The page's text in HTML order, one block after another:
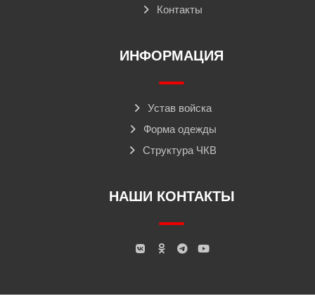
Контакты
ИНФОРМАЦИЯ
Устав войска
Форма одежды
Структура ЧКВ
НАШИ КОНТАКТЫ